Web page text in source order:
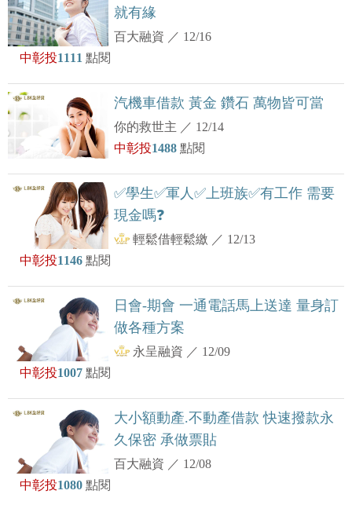
就有緣
百大融資 ／ 12/16
中彰投1111 點閱
汽機車借款 黃金 鑽石 萬物皆可當
你的救世主 ／ 12/14
中彰投1488點閱
✅學生✅軍人✅上班族✅有工作 需要
現金嗎❓
輕鬆借輕鬆繳 ／ 12/13
中彰投1146 點閱
日會-期會 一通電話馬上送達 量身訂
做各種方案
永呈融資 ／ 12/09
中彰投1007 點閱
大小額動產.不動產借款 快速撥款永
久保密 承做票貼
百大融資 ／ 12/08
中彰投1080 點閱